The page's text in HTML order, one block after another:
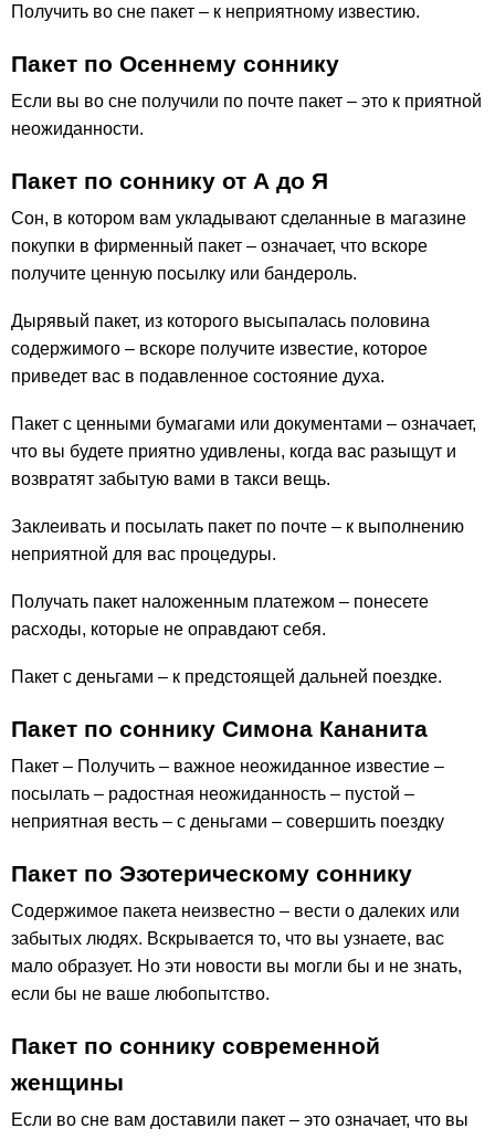
Получить во сне пакет – к неприятному известию.
Пакет по Осеннему соннику
Если вы во сне получили по почте пакет – это к приятной
неожиданности.
Пакет по соннику от А до Я
Сон, в котором вам укладывают сделанные в магазине
покупки в фирменный пакет – означает, что вскоре
получите ценную посылку или бандероль.
Дырявый пакет, из которого высыпалась половина
содержимого – вскоре получите известие, которое
приведет вас в подавленное состояние духа.
Пакет с ценными бумагами или документами – означает,
что вы будете приятно удивлены, когда вас разыщут и
возвратят забытую вами в такси вещь.
Заклеивать и посылать пакет по почте – к выполнению
неприятной для вас процедуры.
Получать пакет наложенным платежом – понесете
расходы, которые не оправдают себя.
Пакет с деньгами – к предстоящей дальней поездке.
Пакет по соннику Симона Кананита
Пакет – Получить – важное неожиданное известие –
посылать – радостная неожиданность – пустой –
неприятная весть – с деньгами – совершить поездку
Пакет по Эзотерическому соннику
Содержимое пакета неизвестно – вести о далеких или
забытых людях. Вскрывается то, что вы узнаете, вас
мало образует. Но эти новости вы могли бы и не знать,
если бы не ваше любопытство.
Пакет по соннику современной
женщины
Если во сне вам доставили пакет – это означает, что вы